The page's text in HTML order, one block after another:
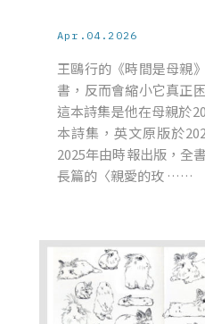
Apr.04.2026
王鷗行的《時間是母親
書，反而會縮小它真正
這本詩集是他在母親於
本詩集，英文原版於
2025年由時報出版，全
長篇的〈親愛的玫 ……